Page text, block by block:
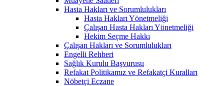
Hasta Hakları ve Sorumlulukları
Hasta Hakları Yönetmeliği
Çalışan Hasta Hakları Yönetmeliği
Hekim Seçme Hakkı
Çalışan Hakları ve Sorumlulukları
Engelli Rehberi
Sağlık Kurulu Başvurusu
Refakat Politikamız ve Refakatçi Kuralları
Nöbetçi Eczane